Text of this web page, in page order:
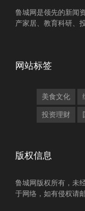
鲁城网是领先的新闻
产家居、教育科研、
网站标签
美食文化
投资理财
版权信息
鲁城网版权所有，未
于网络，如有侵权请